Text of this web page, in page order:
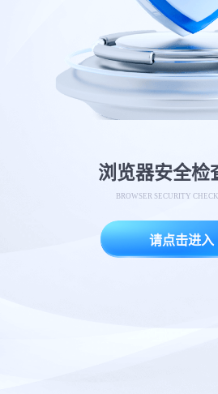
浏览器安全检
BROWSER SECURITY
请点击进入